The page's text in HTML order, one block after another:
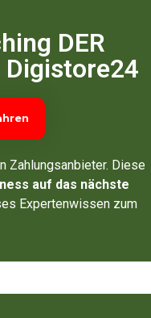
DER
Digistore24
Zahlungsanbieter. Diese
auf das nächste
Expertenwissen zum